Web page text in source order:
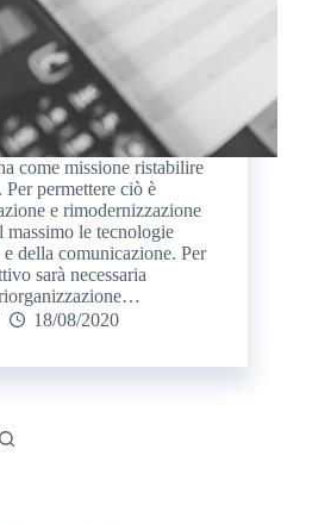
come missione ristabilire
permettere ciò è
e rimodernizzazione
massimo le tecnologie
della comunicazione. Per
sarà necessaria
18/08/2020